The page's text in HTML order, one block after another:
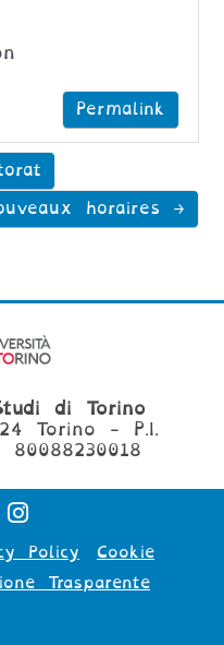
Permalink
horaires →
di Torino
Torino - P.I.
80088230018
Policy
Cookie
Trasparente